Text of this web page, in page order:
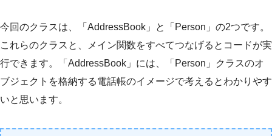
今回のクラスは、「AddressBook」と「Person」の2つです。
これらのクラスと、メイン関数をすべてつなげるとコードが実
行できます。「AddressBook」には、「Person」クラスのオ
ブジェクトを格納する電話帳のイメージで考えるとわかりやす
いと思います。